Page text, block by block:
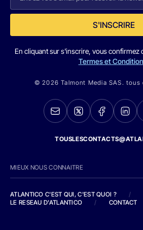
S'INSCRIRE
En cliquant sur s'inscrire, vous confirmez
Termes et
© 2026 Talmont Media SAS. tous
MIEUX NOUS CONNAITRE
ATLANTICO C'EST QUI, C'EST QUOI ?
/
LE RESEAU D'ATLANTICO
/ CONTACT